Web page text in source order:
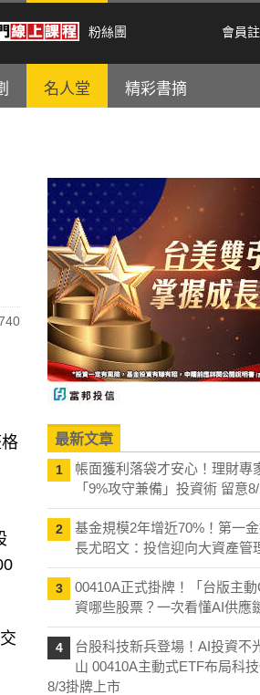
粉絲團 會員
名人堂 精彩書摘
最新文章
1
帳面獲利落袋才安心！理財專
「9%攻守兼備」投資術 留意
2
基金規模2年增近70%！第一
長尤昭文：投信迎向大資產管
3
00410A正式掛牌！「台版主
資哪些股票？一次看懂AI供應
4
台股科技新兵登場！AI投資不
山 00410A主動式ETF布局科
8/3掛牌上市